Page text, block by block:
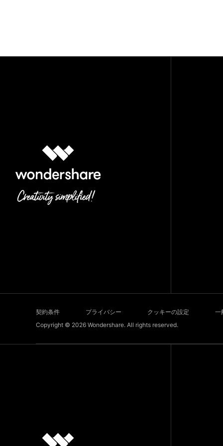
契約条件 プライバシー クッキーの設定 一
Copyright © 2026 Wondershare. All rights reserved.